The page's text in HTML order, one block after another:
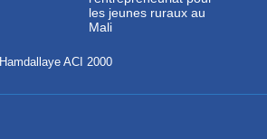
les jeunes ruraux au
Mali
Hamdallaye ACI 2000